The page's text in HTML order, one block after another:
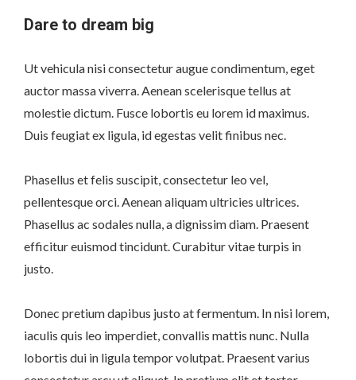
Dare to dream big
Ut vehicula nisi consectetur augue condimentum, eget
auctor massa viverra. Aenean scelerisque tellus at
molestie dictum. Fusce lobortis eu lorem id maximus.
Duis feugiat ex ligula, id egestas velit finibus nec.
Phasellus et felis suscipit, consectetur leo vel,
pellentesque orci. Aenean aliquam ultricies ultrices.
Phasellus ac sodales nulla, a dignissim diam. Praesent
efficitur euismod tincidunt. Curabitur vitae turpis in
justo.
Donec pretium dapibus justo at fermentum. In nisi lorem,
iaculis quis leo imperdiet, convallis mattis nunc. Nulla
lobortis dui in ligula tempor volutpat. Praesent varius